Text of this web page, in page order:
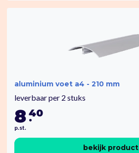
aluminium voet a4 - 210 mm
leverbaar per 2 stuks
8 .
40
p.st.
bekijk product